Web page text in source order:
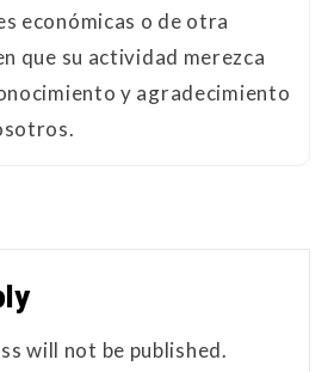
económicas o de otra
que su actividad merezca
y agradecimiento
will not be published.